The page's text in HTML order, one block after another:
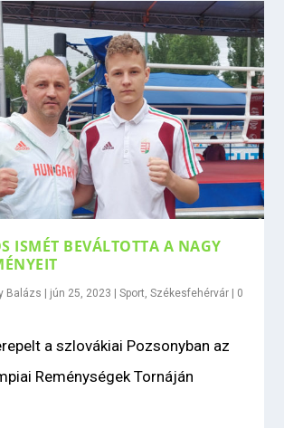
ISMÉT BEVÁLTOTTA A NAGY
Balázs jún 25, 2023 |Sport,Székesfehérvár
0
a szlovákiai Pozsonyban az
Reménységek Tornáján